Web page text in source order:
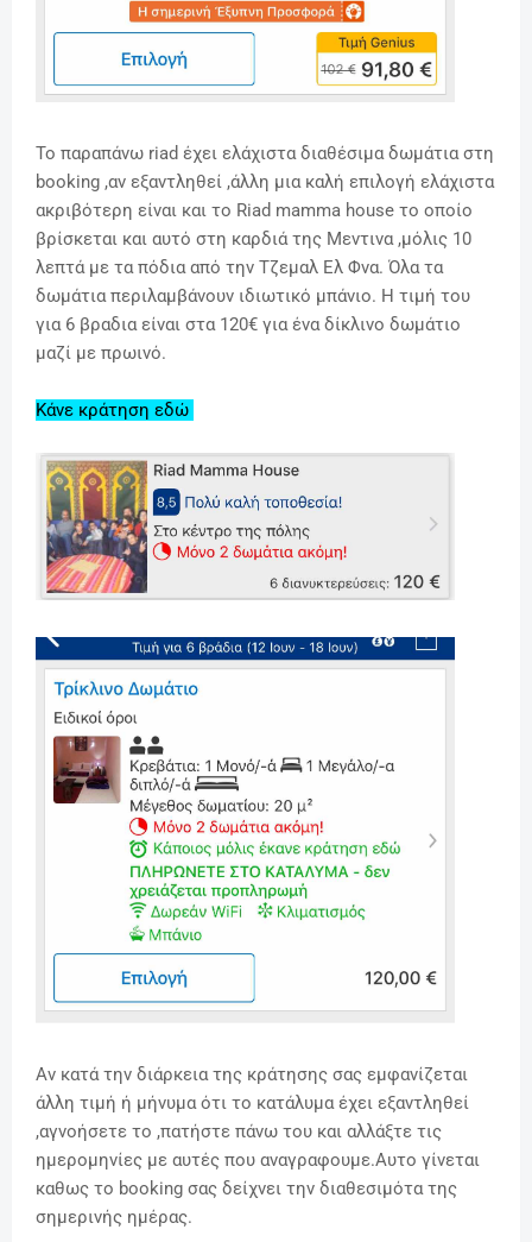
Το παραπάνω riad έχει ελάχιστα διαθέσιμα δωμάτια στη
booking ,αν εξαντληθεί ,άλλη μια καλή επιλογή ελάχιστα
ακριβότερη είναι και το Riad mamma house το οποίο
βρίσκεται και αυτό στη καρδιά της Μεντινα ,μόλις 10
λεπτά με τα πόδια από την Τζεμαλ Ελ Φνα. Όλα τα
δωμάτια περιλαμβάνουν ιδιωτικό μπάνιο. Η τιμή του
για 6 βραδια είναι στα 120€ για ένα δίκλινο δωμάτιο
μαζί με πρωινό.
Κάνε κράτηση εδώ
Αν κατά την διάρκεια της κράτησης σας εμφανίζεται
άλλη τιμή ή μήνυμα ότι το κατάλυμα έχει εξαντληθεί
,αγνοήσετε το ,πατήστε πάνω του και αλλάξτε τις
ημερομηνίες με αυτές που αναγραφουμε.Αυτο γίνεται
καθως το booking σας δείχνει την διαθεσιμότα της
σημερινής ημέρας.